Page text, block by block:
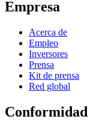
Empresa
Acerca de
Empleo
Inversores
Prensa
Kit de prensa
Red global
Conformidad